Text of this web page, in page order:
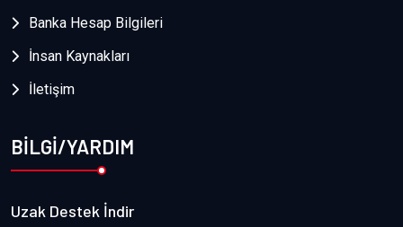
Banka Hesap Bilgileri
İnsan Kaynakları
İletişim
BİLGİ/YARDIM
Uzak Destek İndir